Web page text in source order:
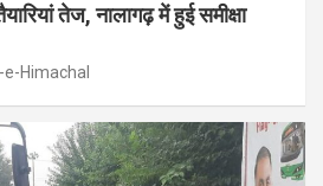
तेज, नालागढ़ में हुई समीक्षा
Himachal